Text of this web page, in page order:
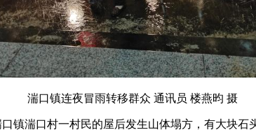
湍口镇连夜冒雨转移群众 通讯员 楼燕昀 摄
镇湍口村一村民的屋后发生山体塌方，有大块石